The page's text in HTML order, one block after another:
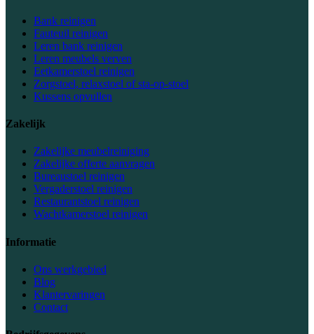
Bank reinigen
Fauteuil reinigen
Leren bank reinigen
Leren meubels verven
Eetkamerstoel reinigen
Zorgstoel, relaxstoel of sta-op-stoel
Kussens opvullen
Zakelijk
Zakelijke meubelreiniging
Zakelijke offerte aanvragen
Bureaustoel reinigen
Vergaderstoel reinigen
Restaurantstoel reinigen
Wachtkamerstoel reinigen
Informatie
Ons werkgebied
Blog
Klantervaringen
Contact